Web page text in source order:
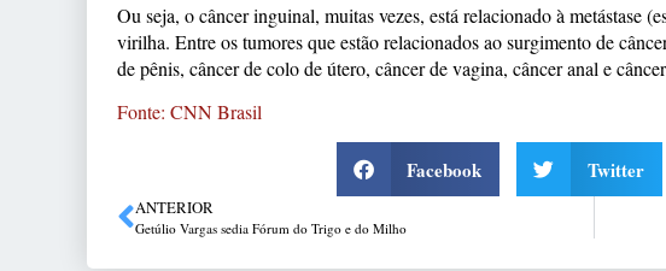
Ou seja, o câncer inguinal, muitas vezes, está relacionado à metástase
virilha. Entre os tumores que estão relacionados ao surgimento de
de pênis, câncer de colo de útero, câncer de vagina, câncer anal e
Fonte: CNN Brasil
Facebook Twitter
ANTERIOR
Getúlio Vargas sedia Fórum do Trigo e do Milho